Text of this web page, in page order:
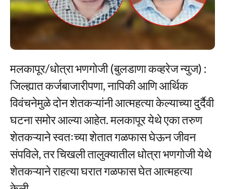
मलकापूर/धोत्रा भणगोजी (बुलडाणा कव्हरेज न्युज) :
जिल्ह्यात कर्जबाजारीपणा, नापिकी आणि आर्थिक
विवंचनेमुळे दोन शेतकऱ्यांनी आत्महत्या केल्याच्या दुर्दैवी
घटना समोर आल्या आहेत. मलकापूर येथे एका तरुण
शेतकऱ्याने स्वतःच्या शेतात गळफास घेऊन जीवन
संपविले, तर चिखली तालुक्यातील धोत्रा भणगोजी येथे
शेतकऱ्याने राहत्या घरात गळफास घेत आत्महत्या